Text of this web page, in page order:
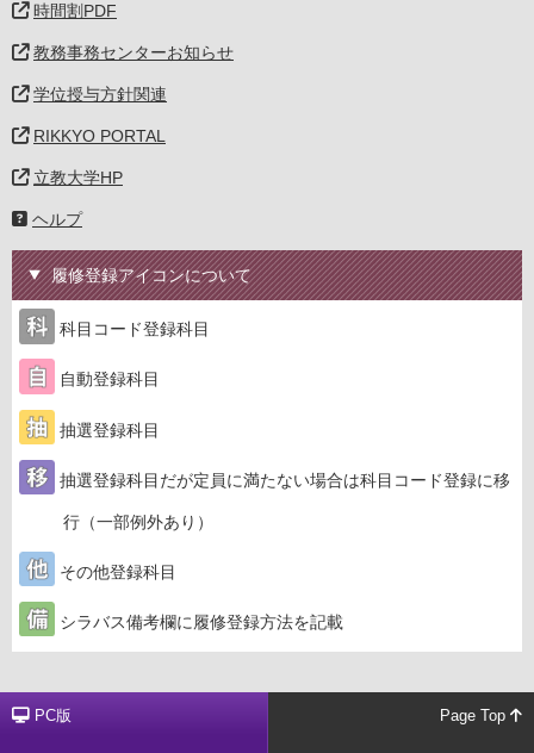
時間割PDF
教務事務センターお知らせ
学位授与方針関連
RIKKYO PORTAL
立教大学HP
ヘルプ
履修登録アイコンについて
科目コード登録科目
自動登録科目
抽選登録科目
抽選登録科目だが定員に満たない場合は科目コード登録に移
行（一部例外あり）
その他登録科目
シラバス備考欄に履修登録方法を記載
PC版 Page Top